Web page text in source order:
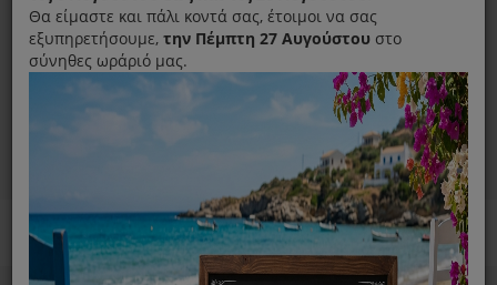
0
Ανταλλακτικά ηλεκτρικών συσκευών MENU
Θα είμαστε και πάλι κοντά σας, έτοιμοι να σας
εξυπηρετήσουμε, την Πέμπτη 27 Αυγούστου στο
σύνηθες ωράριό μας.